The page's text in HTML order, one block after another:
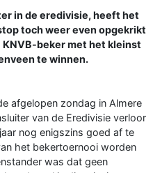
in de eredivisie, heeft het
toch weer even opgekrikt
KNVB-beker met het kleinst
te winnen.
afgelopen zondag in Almere
van de Eredivisie verloor
nog enigszins goed af te
het bekertoernooi worden
was dat geen